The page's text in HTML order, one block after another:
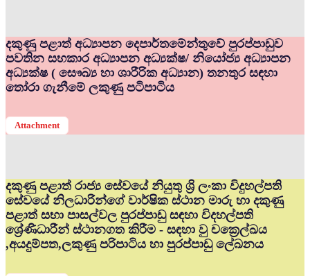
දකුණු පළාත් අධ්‍යාපන දෙපාර්තමේන්තුවේ පුරප්පාඩුව
පවතින සහකාර අධ්‍යාපන අධ්‍යක්ෂ/ නියෝජ්‍ය අධ්‍යාපන
අධ්‍යක්ෂ ( සෞඛ්‍ය හා ශාරීරික අධ්‍යාන) තනතුර සඳහා
තෝරා ගැනීමේ ලකුණු පටිපාටිය
Attachment
දකුණු පළාත් රාජ්‍ය සේවයේ නියුතු ශ්‍රි ලංකා විදුහල්පති
සේවයේ නිලධාරින්ගේ වාර්ෂික ස්ථාන මාරු හා දකුණු
පළාත් සභා පාසල්වල පුරප්පාඩු සඳහා විදහල්පති
ශ්‍රේණිධාරීන් ස්ථානගත කිරීම - සඳහා වු චක්‍රෙල්ඛය
,අයදුම්පත,ලකුණු පරිපාටිය හා පුරප්පාඩු ලේඛනය